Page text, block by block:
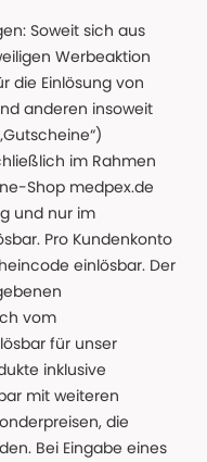
Soweit sich aus
Werbeaktion
die Einlösung von
anderen insoweit
im Rahmen
Shop medpex.de
und nur im
Pro Kundenkonto
einlösbar. Der
vom
für unser
inklusive
mit weiteren
die
Bei Eingabe eines